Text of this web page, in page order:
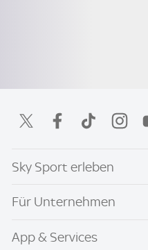
Sky Sport erleben
Für Unternehmen
App & Services